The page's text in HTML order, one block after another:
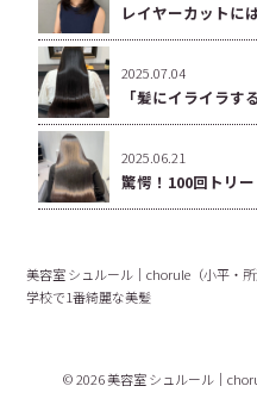
レイヤーカットに
2025.07.04
「髪にイライラす
2025.06.21
驚愕！100回トリ
美容室 シュルール｜chorule（小平・所
学校で1番綺麗な美髪
© 2026 美容室 シュルール｜